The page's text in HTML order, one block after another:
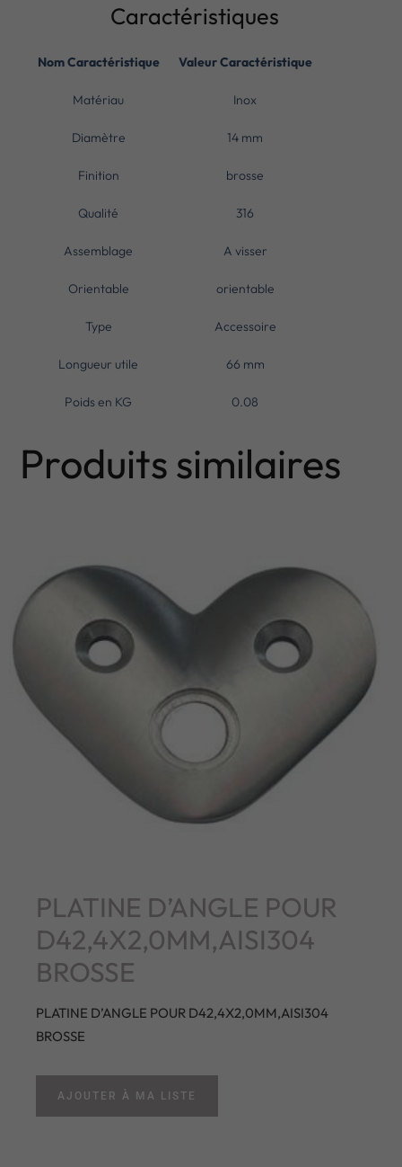
Caractéristiques
Nom Caractéristique Valeur Caractéristique
Matériau Inox
Diamètre 14 mm
Finition brosse
Qualité 316
Assemblage A visser
Orientable orientable
Type Accessoire
Longueur utile 66 mm
Poids en KG 0.08
Produits similaires
PLATINE D’ANGLE POUR
D42,4X2,0MM,AISI304
BROSSE
PLATINE D’ANGLE POUR D42,4X2,0MM,AISI304
BROSSE
AJOUTER À MA LISTE